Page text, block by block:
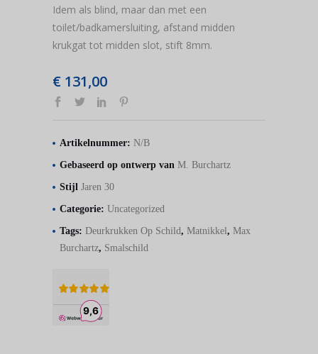
Idem als blind, maar dan met een
toilet/badkamersluiting, afstand midden
krukgat tot midden slot, stift 8mm.
€ 131,00
Artikelnummer: N/B
Gebaseerd op ontwerp van M. Burchartz
Stijl Jaren 30
Categorie: Uncategorized
Tags: Deurkrukken Op Schild, Matnikkel, Max
Burchartz, Smalschild